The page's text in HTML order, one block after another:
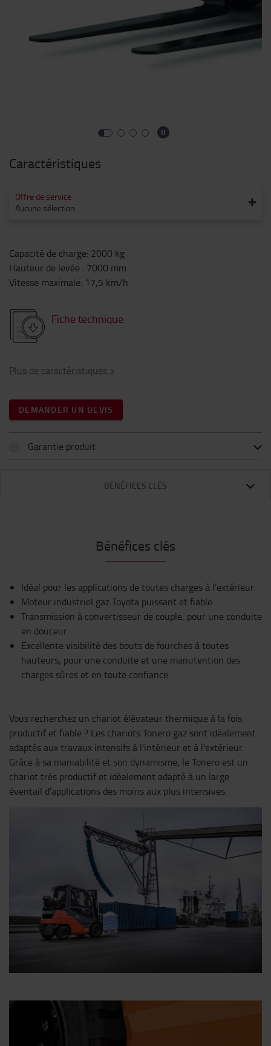
Caractéristiques
Offre de service
Aucune sélection
Capacité de charge: 2000 kg
Hauteur de levée : 7000 mm
Vitesse maximale: 17,5 km/h
Fiche technique
Plus de caractéristiques >
DEMANDER UN DEVIS
Garantie produit
BÉNÉFICES CLÉS
Bénéfices clés
Idéal pour les applications de toutes charges à l’extérieur
Moteur industriel gaz Toyota puissant et fiable
Transmission à convertisseur de couple, pour une conduite
en douceur
Excellente visibilité des bouts de fourches à toutes
hauteurs, pour une conduite et une manutention des
charges sûres et en toute confiance
Vous recherchez un chariot élévateur thermique à la fois
productif et fiable ? Les chariots Tonero gaz sont idéalement
adaptés aux travaux intensifs à l'intérieur et à l'extérieur.
Grâce à sa maniabilité et son dynamisme, le Tonero est un
chariot très productif et idéalement adapté à un large
éventail d’applications des moins aux plus intensives.